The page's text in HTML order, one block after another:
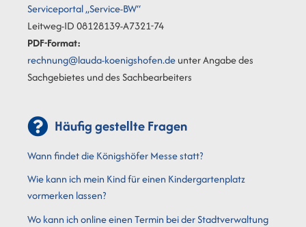
Serviceportal „Service-BW“
Leitweg-ID 08128139-A7321-74
PDF-Format:
rechnung@lauda-koenigshofen.deunter Angabe des
Sachgebietes und des Sachbearbeiters
Häufig gestellte Fragen
Wann findet die Königshöfer Messe statt?
Wie kann ich mein Kind für einen Kindergartenplatz
vormerken lassen?
Wo kann ich online einen Termin bei der Stadtverwaltung